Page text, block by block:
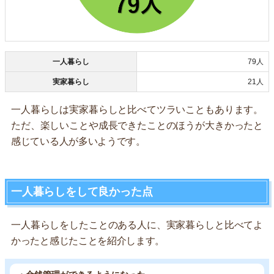
一人暮らし 79人
実家暮らし 21人
一人暮らしは実家暮らしと比べてツラいこともあります。
ただ、楽しいことや成長できたことのほうが大きかったと
感じている人が多いようです。
一人暮らしをして良かった点
一人暮らしをしたことのある人に、実家暮らしと比べてよ
かったと感じたことを紹介します。